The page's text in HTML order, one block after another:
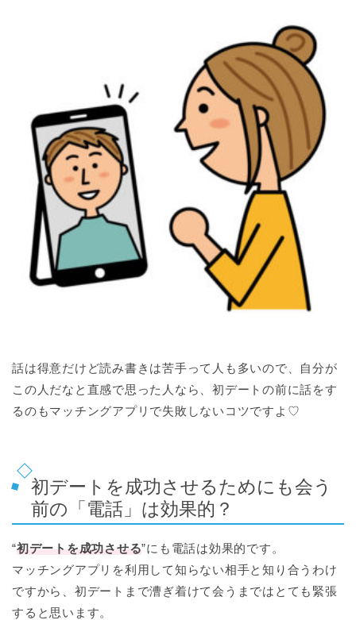
話は得意だけど読み書きは苦手って人も多いので、自分が
この人だなと直感で思った人なら、初デートの前に話をす
るのもマッチングアプリで失敗しないコツですよ♡
初デートを成功させるためにも会う
前の「電話」は効果的？
“初デートを成功させる”にも電話は効果的です。
マッチングアプリを利用して知らない相手と知り合うわけ
ですから、初デートまで漕ぎ着けて会うまではとても緊張
すると思います。